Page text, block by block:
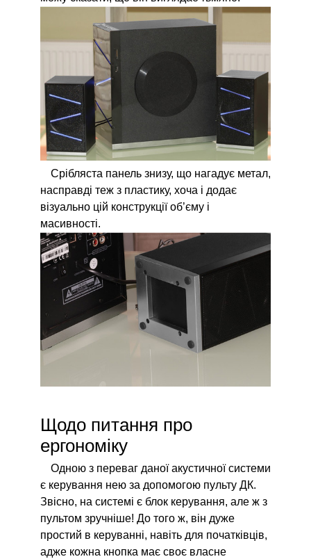
Срібляста панель знизу, що нагадує метал,
насправді теж з пластику, хоча і додає
візуально цій конструкції об’єму і
масивності.
Щодо питання про
ергономіку
Одною з переваг даної акустичної системи
є керування нею за допомогою пульту ДК.
Звісно, на системі є блок керування, але ж з
пультом зручніше! До того ж, він дуже
простий в керуванні, навіть для початківців,
адже кожна кнопка має своє власне